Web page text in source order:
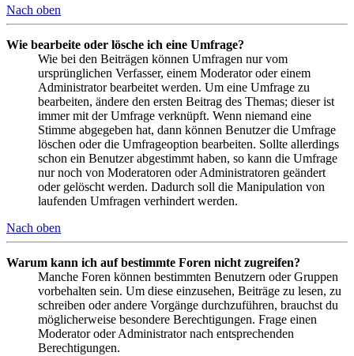
Nach oben
Wie bearbeite oder lösche ich eine Umfrage?
Wie bei den Beiträgen können Umfragen nur vom
ursprünglichen Verfasser, einem Moderator oder einem
Administrator bearbeitet werden. Um eine Umfrage zu
bearbeiten, ändere den ersten Beitrag des Themas; dieser ist
immer mit der Umfrage verknüpft. Wenn niemand eine
Stimme abgegeben hat, dann können Benutzer die Umfrage
löschen oder die Umfrageoption bearbeiten. Sollte allerdings
schon ein Benutzer abgestimmt haben, so kann die Umfrage
nur noch von Moderatoren oder Administratoren geändert
oder gelöscht werden. Dadurch soll die Manipulation von
laufenden Umfragen verhindert werden.
Nach oben
Warum kann ich auf bestimmte Foren nicht zugreifen?
Manche Foren können bestimmten Benutzern oder Gruppen
vorbehalten sein. Um diese einzusehen, Beiträge zu lesen, zu
schreiben oder andere Vorgänge durchzuführen, brauchst du
möglicherweise besondere Berechtigungen. Frage einen
Moderator oder Administrator nach entsprechenden
Berechtigungen.